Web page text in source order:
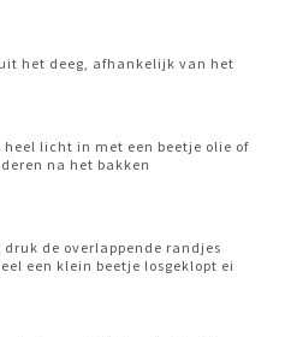
het deeg, afhankelijk van het
licht in met een beetje olie of
na het bakken
druk de overlappende randjes
een klein beetje losgeklopt ei